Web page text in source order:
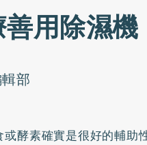
用除濕機
部
或酵素確實是很好的輔助